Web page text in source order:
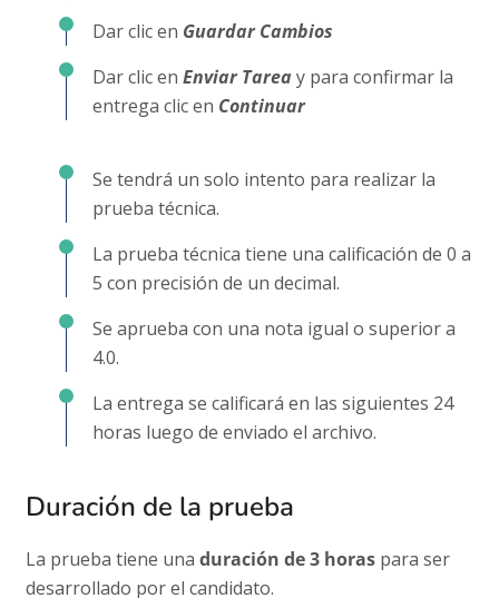
Dar clic en Guardar Cambios
Dar clic en Enviar Tarea y para confirmar la
entrega clic en Continuar
Se tendrá un solo intento para realizar la
prueba técnica.
La prueba técnica tiene una calificación de 0 a
5 con precisión de un decimal.
Se aprueba con una nota igual o superior a
4.0.
La entrega se calificará en las siguientes 24
horas luego de enviado el archivo.
Duración de la prueba
La prueba tiene una duración de 3 horas para ser
desarrollado por el candidato.